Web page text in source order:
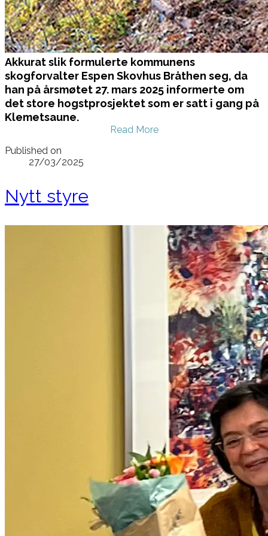
Akkurat slik formulerte kommunens
skogforvalter Espen Skovhus Bråthen seg, da
han på årsmøtet 27. mars 2025 informerte om
det store hogstprosjektet som er satt i gang på
Klemetsaune.
Read More
Published on
27/03/2025
Nytt styre